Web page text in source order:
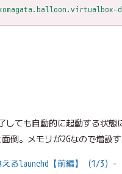
しても自動的に起動する状
。メモリが2Gなので増設す
るlaunchd【前編】 (1/3) -